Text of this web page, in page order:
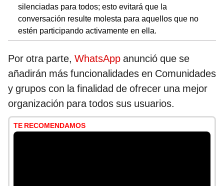
silenciadas para todos; esto evitará que la
conversación resulte molesta para aquellos que no
estén participando activamente en ella.
Por otra parte, WhatsApp anunció que se
añadirán más funcionalidades en Comunidades
y grupos con la finalidad de ofrecer una mejor
organización para todos sus usuarios.
TE RECOMENDAMOS